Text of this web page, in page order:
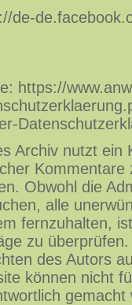
de-
https://
Archiv nutzt ein
Kommentare
Obwohl die
alle
fernzuhalten,
zu
des Autors
können nicht
gemacht